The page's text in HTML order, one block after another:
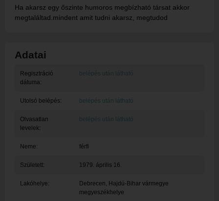
Ha akarsz egy őszinte humoros megbízható társat akkor
megtaláltad.mindent amit tudni akarsz, megtudod
Adatai
Regisztráció
dátuma:
belépés után látható
Utolsó belépés: belépés után látható
Olvasatlan
levelek:
belépés után látható
Neme: férfi
Született: 1979. április 16.
Lakóhelye: Debrecen, Hajdú-Bihar vármegye
megyeszékhelye